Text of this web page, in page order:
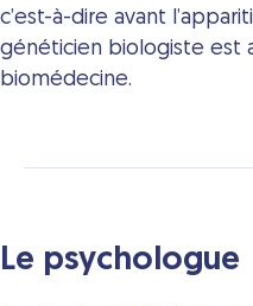
c’est-à-dire avant
généticien biologiste est
biomédecine.
Le psychologue